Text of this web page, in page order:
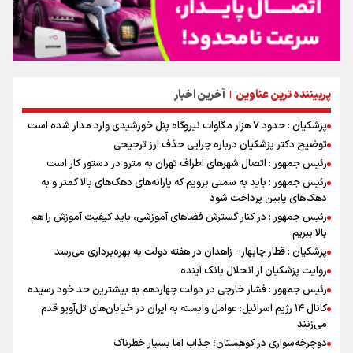
پربیننده ترین عناوین | آخرین اخبار
پزشکیان : حدود ۷ هزار مگاوات نیروگاه پنل خورشیدی وارد مدار شده است
توضیح دکتر پزشکیان درباره چرایی حذف ارز ترجیحی
رئیس جمهور : اتصال شهرهای اطراف تهران به مترو در دستور کار است
رئیس جمهور : باید به سمتی برویم که یارانه‌های دهک‌های بالا کمتر و به
دهک‌های پایین پرداخت شود
رئیس جمهور : در کنار گسترش فضاهای آموزشی، باید کیفیت آموزش را هم
بالا ببریم
پزشکیان : قطار چابهار - زاهدان در هفته دولت به بهره‌برداری می‌رسد
روایت پزشکیان از انحلال بانک آینده
رئیس جمهور : فشار خارجی در دولت چهاردهم به بیشترین حد خود رسیده
کانال ۱۴ رژیم اسرائیل: عوامل وابسته به ایران در خیابان‌های تل‌آویو قدم
می‌زنند
دوچرخه‌سواری در کوهستان؛ جذاب اما بسیار خطرناک